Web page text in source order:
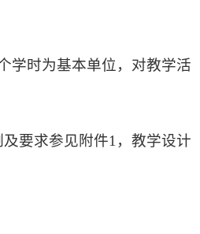
学时为基本单位，对教学活
要求参见附件1，教学设计